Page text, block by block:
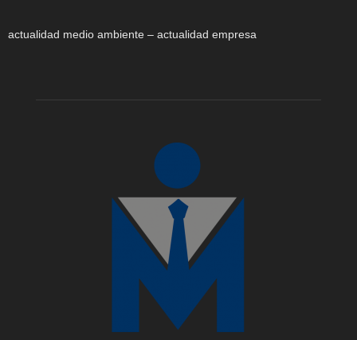
actualidad medio ambiente – actualidad empresa